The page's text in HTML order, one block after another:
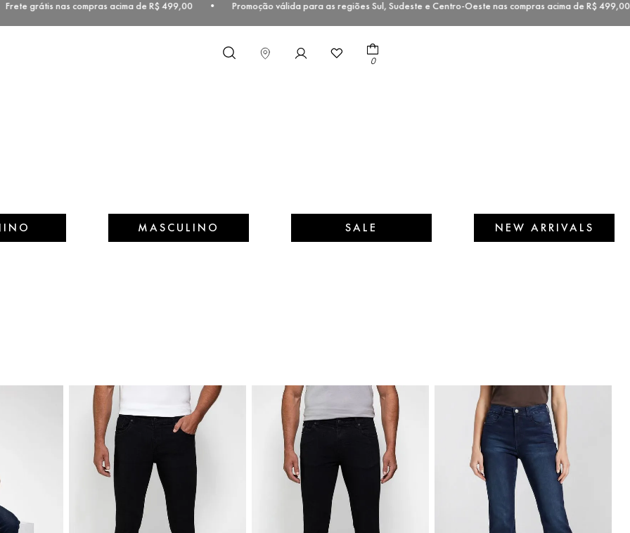
grátis nas compras acima de R$ 499,00 • Promoção válida para as regiões Sul, Sudeste e Centro-Oeste nas compras acima
O que você procura?
0
MASCULINO SALE NEW ARRIVALS